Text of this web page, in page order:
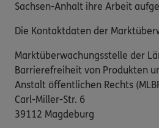
Sachsen-Anhalt ihre Arbeit
Die Kontaktdaten der
Marktüberwachungsstelle der
Barrierefreiheit von Produkten
Anstalt öffentlichen Rechts
Carl-Miller-Str. 6
39112 Magdeburg